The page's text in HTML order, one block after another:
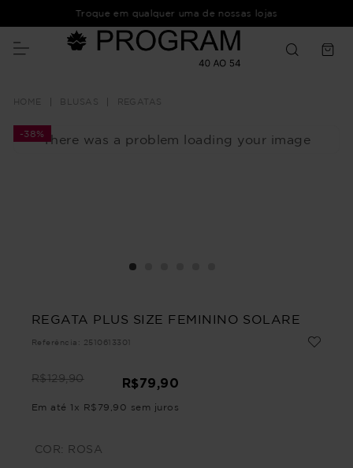
Troque em qualquer uma de nossas lojas
BLUSAS REGATAS
There was a problem loading your image
-38%
REGATA PLUS SIZE FEMININO SOLARE
Referência : 2510613301
R$129,90 R$79,90
Em até 1 x R$ 79 90 sem juros
COR: ROSA